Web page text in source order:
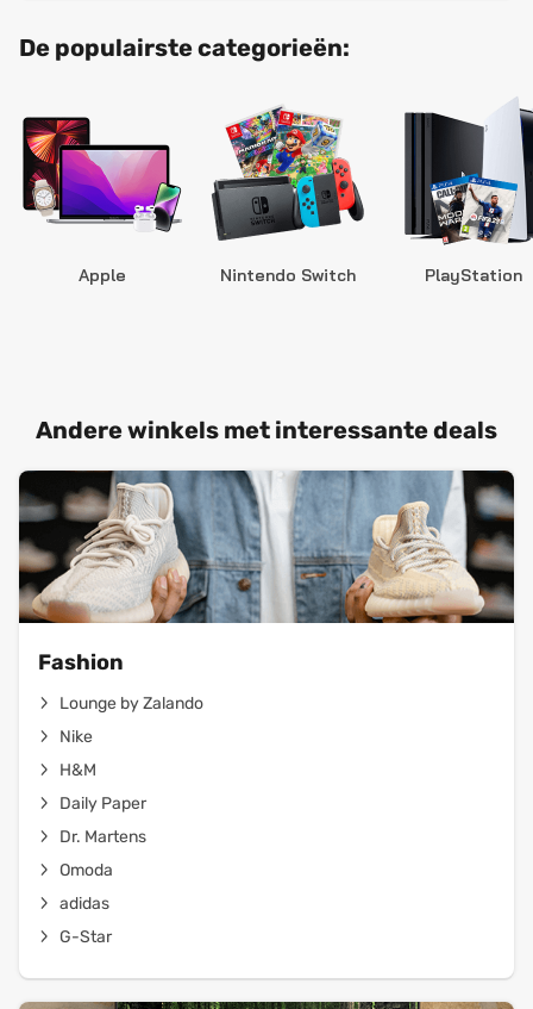
De populairste categorieën:
Apple Nintendo Switch PlayStation
Andere winkels met interessante deals
Fashion
Lounge by Zalando
Nike
H&M
Daily Paper
Dr. Martens
Omoda
adidas
G-Star